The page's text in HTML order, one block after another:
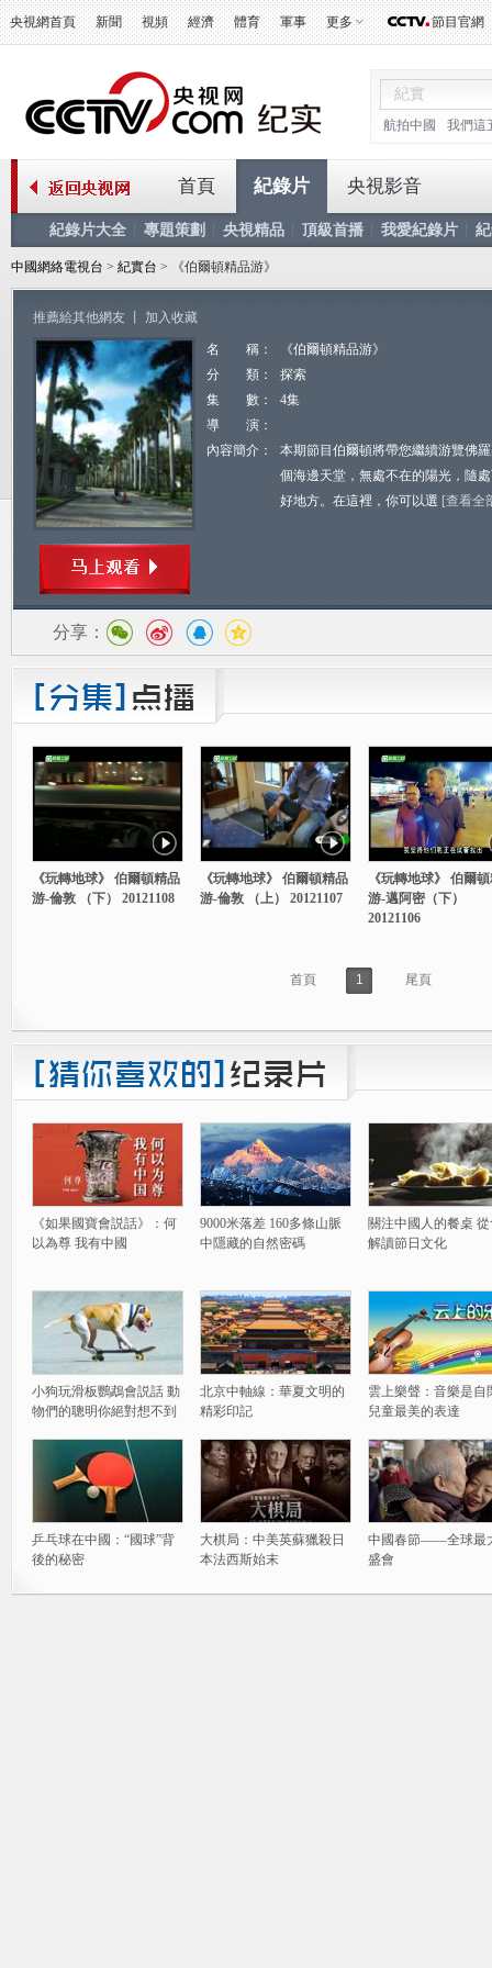
央視網首頁 新聞 視頻 經濟 體育 軍事 更多 節目官網
航拍中國 我們這
首頁 紀錄片
紀錄片大全 專題策劃 央視精品 頂級首播 我愛紀錄片
央視影音
中國網絡電視台 > 紀實台 > 《伯爾頓精品游》
推薦給其他網友 加入收藏
名 稱：
《伯爾頓精品游》
分 類：
探索
集 數：
4集
導 演：
內容簡介：
本期節目伯爾頓將帶您繼續游覽佛
個海邊天堂，無處不在的陽光，隨
好地方。在這裡，你可以選 [查看全
分享：
《玩轉地球》 伯爾頓精品
游-倫敦 （下） 20121108
《玩轉地球》 伯爾頓精品
游-倫敦 （上） 20121107
《玩轉地球》 伯爾
游-邁阿密（下）
20121106
首頁 1 尾頁
《如果國寶會説話》：何
以為尊 我有中國
9000米落差 160多條山脈
中隱藏的自然密碼
關注中國人的餐桌
解讀節日文化
小狗玩滑板鸚鵡會説話 動
物們的聰明你絕對想不到
北京中軸線：華夏文明的
精彩印記
雲上樂聲：音樂是自
兒童最美的表達
乒乓球在中國：“國球”背
後的秘密
大棋局：中美英蘇獵殺日
本法西斯始末
中國春節——全球最
盛會